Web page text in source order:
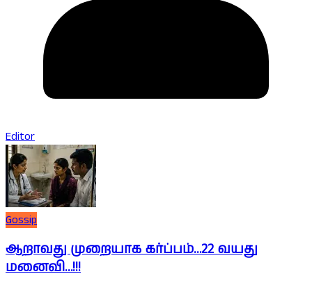
Editor
Gossip
ஆறாவது முறையாக கர்ப்பம்…22 வயது
மனைவி…!!!